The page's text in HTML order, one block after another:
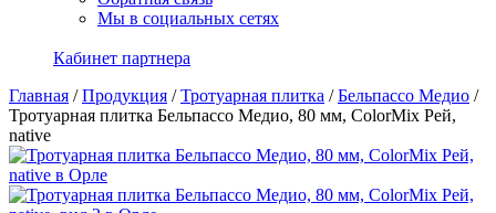
Мы в социальных сетях
Кабинет партнера
Главная /Продукция /Тротуарная плитка /Бельпассо Медио /
Тротуарная плитка Бельпассо Медио, 80 мм, ColorMix Рей,
native